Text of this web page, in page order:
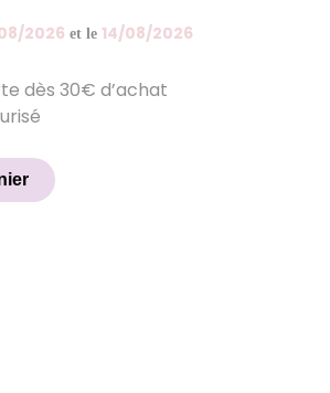
2026 et le 14/08/2026
dès 30€ d’achat